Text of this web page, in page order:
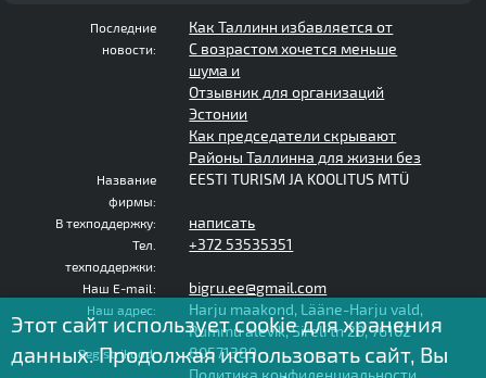
Последние
новости:
Как Таллинн избавляется от
С возрастом хочется меньше
шума и
Отзывник для организаций
Эстонии
Как председатели скрывают
Районы Таллинна для жизни без
Название
фирмы:
EESTI TURISM JA KOOLITUS MTÜ
В техподдержку: написать
Тел.
техподдержки:
+372 53535351
Наш E-mail: bigru.ee@gmail.com
Наш адрес:
Harju maakond, Lääne-Harju vald,
Rummu alevik, Sireli tn 20, 76102
Registrikood:
80571389
Политика конфиденциальности
Этот сайт использует cookie для хранения
данных. Продолжая использовать сайт, Вы